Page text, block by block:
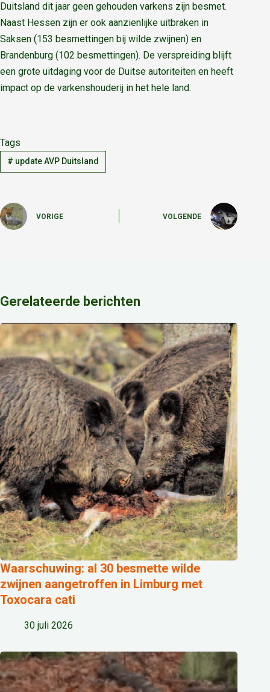
Duitsland dit jaar geen gehouden varkens zijn besmet.
Naast Hessen zijn er ook aanzienlijke uitbraken in
Saksen (153 besmettingen bij wilde zwijnen) en
Brandenburg (102 besmettingen). De verspreiding blijft
een grote uitdaging voor de Duitse autoriteiten en heeft
impact op de varkenshouderij in het hele land.
Tags
# update AVP Duitsland
VORIGE VOLGENDE
Gerelateerde berichten
Waarschuwing: al 30 besmette wilde
zwijnen aangetroffen in Limburg met
Toxocara cati
30 juli 2026